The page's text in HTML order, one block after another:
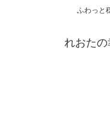
ふわっと
れおた